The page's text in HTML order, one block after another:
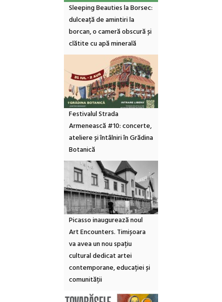
Sleeping Beauties la Borsec:
dulceață de amintiri la
borcan, o cameră obscură și
clătite cu apă minerală
Festivalul Strada
Armenească #10: concerte,
ateliere și întâlniri în Grădina
Botanică
Picasso inaugurează noul
Art Encounters. Timișoara
va avea un nou spațiu
cultural dedicat artei
contemporane, educației și
comunității